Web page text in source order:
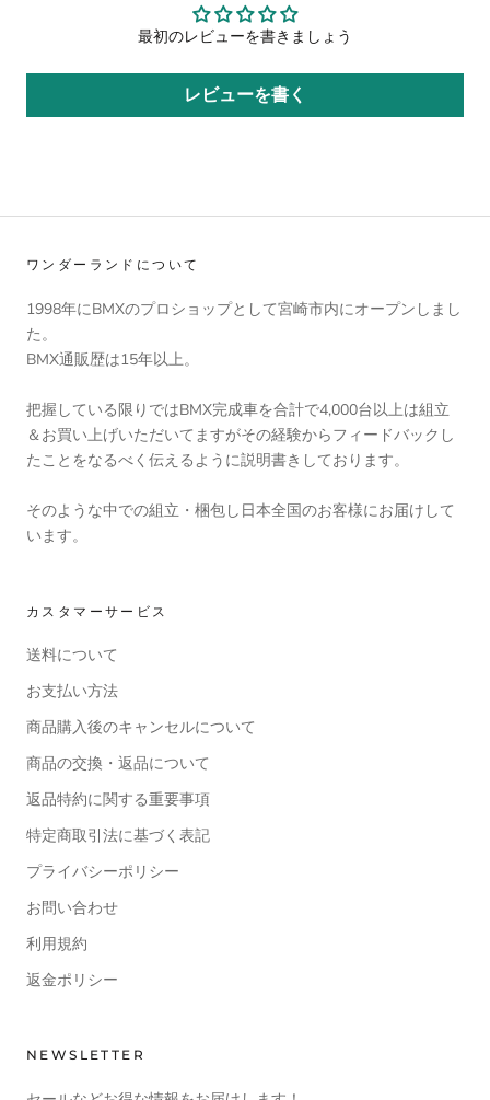
最初のレビューを書きましょう
レビューを書く
ワンダーランドについて
1998年にBMXのプロショップとして宮崎市内にオープンしまし
た。
BMX通販歴は15年以上。
把握している限りではBMX完成車を合計で4,000台以上は組立
＆お買い上げいただいてますがその経験からフィードバックし
たことをなるべく伝えるように説明書きしております。
そのような中での組立・梱包し日本全国のお客様にお届けして
います。
カスタマーサービス
送料について
お支払い方法
商品購入後のキャンセルについて
商品の交換・返品について
返品特約に関する重要事項
特定商取引法に基づく表記
プライバシーポリシー
お問い合わせ
利用規約
返金ポリシー
NEWSLETTER